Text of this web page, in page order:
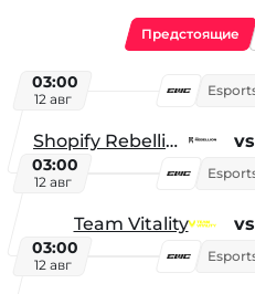
Предстоящие
03:00
12 авг
Shopify Rebellion vs
03:00
12 авг
Team Vitality vs
03:00
12 авг